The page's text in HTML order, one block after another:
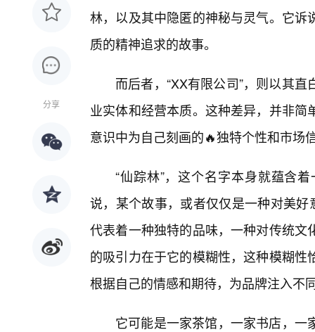
分享
林，以及其中隐匿的神秘与灵气。它
质的精神追求的故事。
而后者，“XX有限公司”，则以其
业实体和经营本质。这种差异，并非
意识中为自己刻画的🔥独特个性和市场
“仙踪林”，这个名字本身就蕴含
说，某个故事，或者仅仅是一种对美
代表着一种独特的品味，一种对传统
的吸引力在于它的模糊性，这种模糊
根据自己的情感和期待，为品牌注入不
它可能是一家茶馆，一家书店，